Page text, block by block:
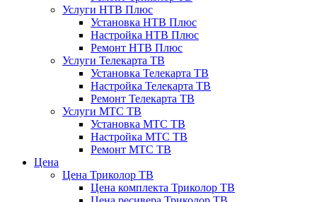
Услуги НТВ Плюс
Установка НТВ Плюс
Настройка НТВ Плюс
Ремонт НТВ Плюс
Услуги Телекарта ТВ
Установка Телекарта ТВ
Настройка Телекарта ТВ
Ремонт Телекарта ТВ
Услуги МТС ТВ
Установка МТС ТВ
Настройка МТС ТВ
Ремонт МТС ТВ
Цена
Цена Триколор ТВ
Цена комплекта Триколор ТВ